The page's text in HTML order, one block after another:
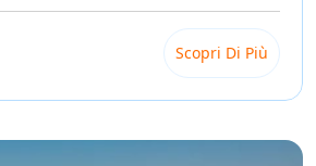
Scopri Di Più